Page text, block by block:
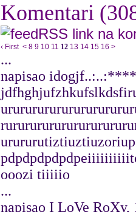
Komentari
RSS link na
‹ First < 8 9 10 11 12 13 14 15 16 >
...
napisao
ooozi tiiiiio
...
napisao I LoVe RoXy,